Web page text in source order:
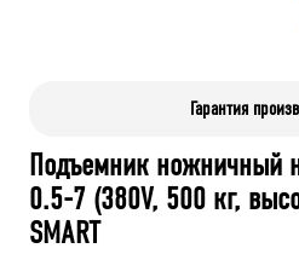
Гарантия
Подъемник ножничный
0.5-7 (380V, 500 кг,
SMART